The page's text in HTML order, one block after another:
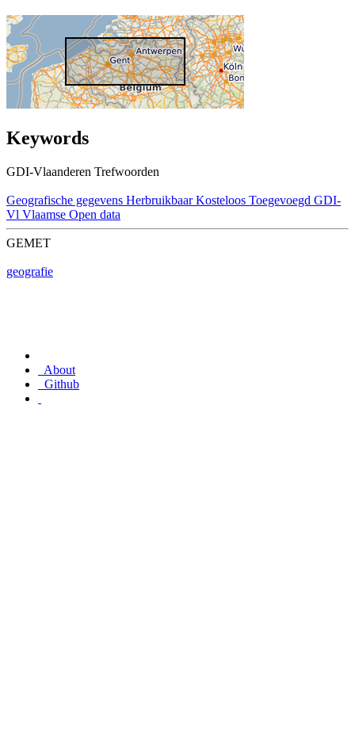
Keywords
GDI-Vlaanderen Trefwoorden
Geografische gegevens Herbruikbaar Kosteloos Toegevoegd GDI-
Vl Vlaamse Open data
GEMET
geografie
About
Github